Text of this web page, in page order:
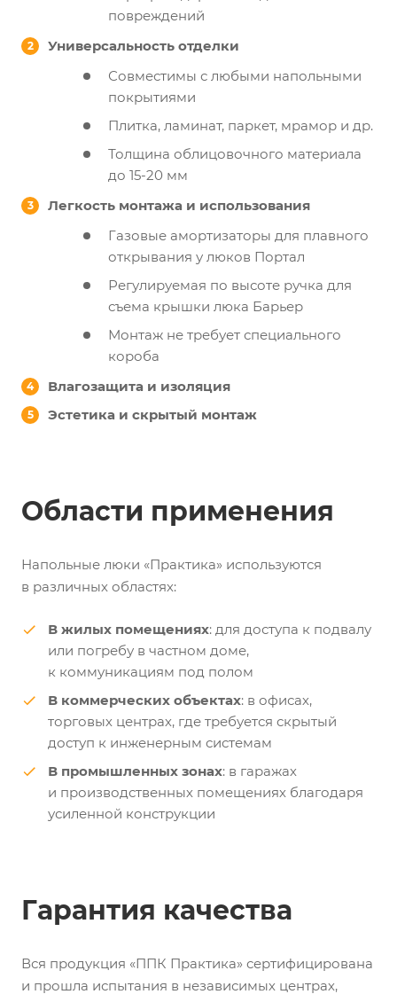
повреждений
Универсальность отделки
Совместимы с любыми напольными
покрытиями
Плитка, ламинат, паркет, мрамор и др.
Толщина облицовочного материала
до 15-20 мм
Легкость монтажа и использования
Газовые амортизаторы для плавного
открывания у люков Портал
Регулируемая по высоте ручка для
съема крышки люка Барьер
Монтаж не требует специального
короба
Влагозащита и изоляция
Эстетика и скрытый монтаж
Области применения
Напольные люки «Практика» используются
в различных областях:
В жилых помещениях: для доступа к подвалу
или погребу в частном доме,
к коммуникациям под полом
В коммерческих объектах: в офисах,
торговых центрах, где требуется скрытый
доступ к инженерным системам
В промышленных зонах: в гаражах
и производственных помещениях благодаря
усиленной конструкции
Гарантия качества
Вся продукция «ППК Практика» сертифицирована
и прошла испытания в независимых центрах,